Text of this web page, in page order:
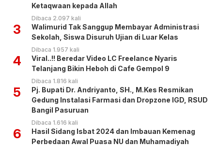
Ketaqwaan kepada Allah
Dibaca 2.097 kali
3
Walimurid Tak Sanggup Membayar Administrasi
Sekolah, Siswa Disuruh Ujian di Luar Kelas
Dibaca 1.957 kali
4
Viral..!! Beredar Video LC Freelance Nyaris
Telanjang Bikin Heboh di Cafe Gempol 9
Dibaca 1.816 kali
5
Pj. Bupati Dr. Andriyanto, SH., M.Kes Resmikan
Gedung Instalasi Farmasi dan Dropzone IGD, RSUD
Bangil Pasuruan
Dibaca 1.616 kali
6
Hasil Sidang Isbat 2024 dan Imbauan Kemenag
Perbedaan Awal Puasa NU dan Muhamadiyah